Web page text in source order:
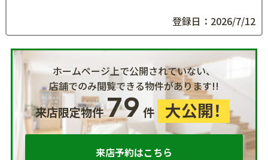
登録日：2026/7/12
ホームページ上で公開されていない、
店舗でのみ閲覧できる物件があります!!
来店限定物件79 件 大公開！
来店予約はこちら